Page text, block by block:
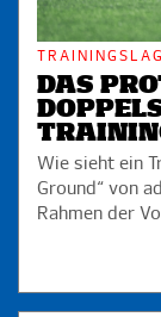
DAS
Wie sieht ein
Ground“ von
Rahmen der